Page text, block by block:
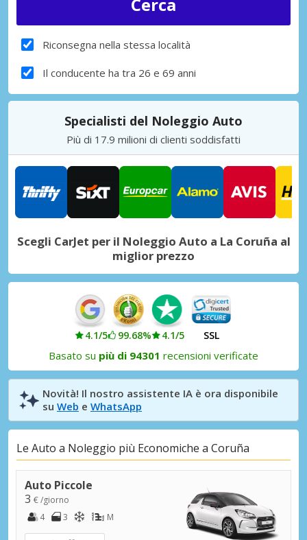
Riconsegna nella stessa località
Il conducente ha tra 26 e 69 anni
Specialisti del Noleggio Auto
Più di 17.9 milioni di clienti soddisfatti
Scegli CarJet per il Noleggio Auto a La Coruña al
miglior prezzo
4.1/5 99.68% 4.1/5 SSL
Basato su più di 94301 recensioni verificate
Novità! Il nostro assistente IA è ora disponibile
su Web e WhatsApp
Le Auto a Noleggio più Economiche a Coruña
Auto Piccole
3 € /giorno
4
3 M